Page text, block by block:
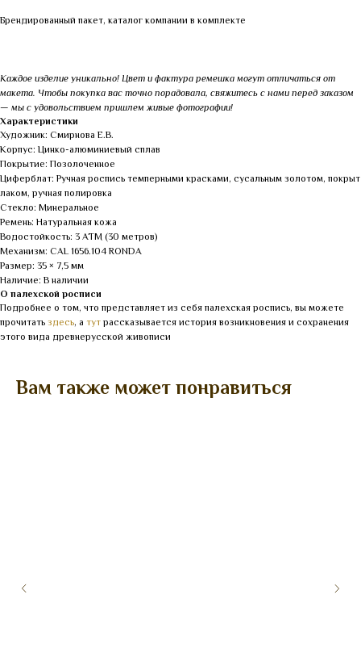
Брендированный пакет, каталог компании в комплекте
Каждое изделие уникально! Цвет и фактура ремешка могут отличаться от
макета. Чтобы покупка вас точно порадовала, свяжитесь с нами перед заказом
— мы с удовольствием пришлем живые фотографии!
Характеристики
Художник: Смирнова Е.В.
Корпус: Цинко-алюминиевый сплав
Покрытие: Позолоченное
Циферблат: Ручная роспись темперными красками, сусальным золотом, покрыт
лаком, ручная полировка
Стекло: Минеральное
Ремень: Натуральная кожа
Водостойкость: 3 АТМ (30 метров)
Механизм: CAL 1656.104 RONDA
Размер: 35 × 7,5 мм
Наличие: В наличии
О палехской росписи
Подробнее о том, что представляет из себя палехская роспись, вы можете
прочитать здесь, а тут рассказывается история возникновения и сохранения
этого вида древнерусской живописи
Вам также может понравиться